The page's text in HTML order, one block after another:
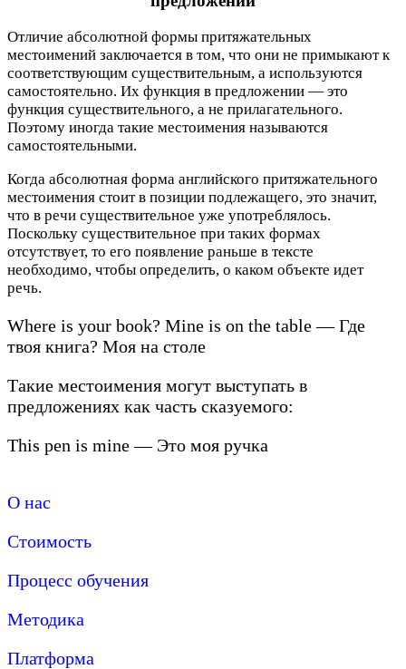
Отличие абсолютной формы притяжательных
местоимений заключается в том, что они не примыкают к
соответствующим существительным, а используются
самостоятельно. Их функция в предложении — это
функция существительного, а не прилагательного.
Поэтому иногда такие местоимения называются
самостоятельными.
Когда абсолютная форма английского притяжательного
местоимения стоит в позиции подлежащего, это значит,
что в речи существительное уже употреблялось.
Поскольку существительное при таких формах
отсутствует, то его появление раньше в тексте
необходимо, чтобы определить, о каком объекте идет
речь.
Where is your book? Mine is on the table — Где
твоя книга? Моя на столе
Такие местоимения могут выступать в
предложениях как часть сказуемого:
This pen is mine — Это моя ручка
О нас
Стоимость
Процесс обучения
Методика
Платформа